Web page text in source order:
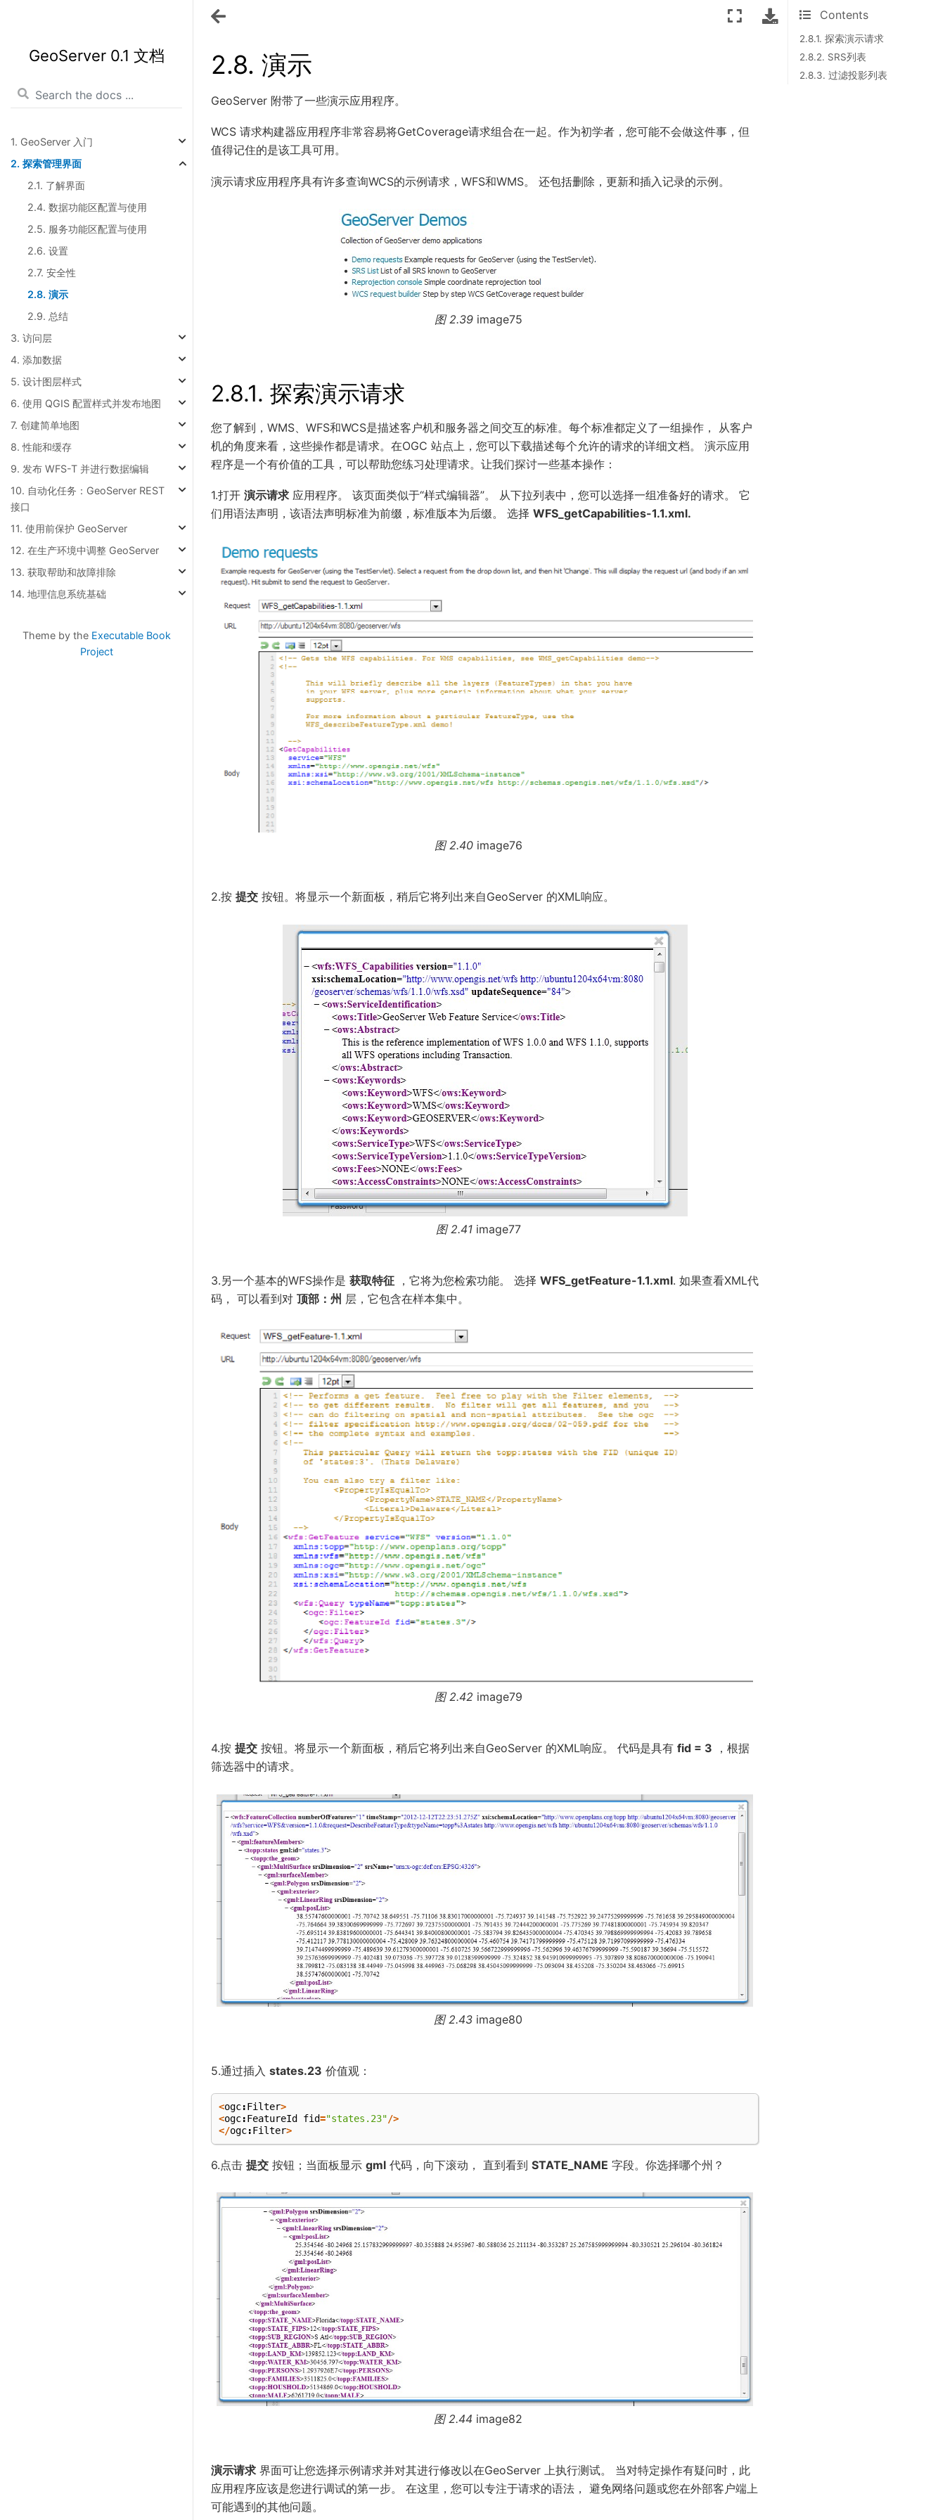
GeoServer 0.1 文档
1. GeoServer 入门
2. 探索管理界面
2.1. 了解界面
2.4. 数据功能区配置与使用
2.5. 服务功能区配置与使用
2.6. 设置
2.7. 安全性
2.8. 演示
2.9. 总结
3. 访问层
4. 添加数据
5. 设计图层样式
6. 使用 QGIS 配置样式并发布地图
7. 创建简单地图
8. 性能和缓存
9. 发布 WFS-T 并进行数据编辑
10. 自动化任务：GeoServer REST
接口
11. 使用前保护 GeoServer
12. 在生产环境中调整 GeoServer
13. 获取帮助和故障排除
14. 地理信息系统基础
Theme by the Executable Book
Project
Contents
2.8.1. 探索演示请求
2.8.2. SRS列表
2.8.3. 过滤投影列表
2.8. 演示
GeoServer 附带了一些演示应用程序。
WCS 请求构建器应用程序非常容易将GetCoverage请求组合在一起。作为初学者，您可能不会做这件事，但
值得记住的是该工具可用。
演示请求应用程序具有许多查询WCS的示例请求，WFS和WMS。 还包括删除，更新和插入记录的示例。
图 2.39 image75
2.8.1. 探索演示请求
您了解到，WMS、WFS和WCS是描述客户机和服务器之间交互的标准。每个标准都定义了一组操作， 从客户
机的角度来看，这些操作都是请求。在OGC 站点上，您可以下载描述每个允许的请求的详细文档。 演示应用
程序是一个有价值的工具，可以帮助您练习处理请求。让我们探讨一些基本操作：
1.打开 演示请求 应用程序。 该页面类似于“样式编辑器”。 从下拉列表中，您可以选择一组准备好的请求。 它
们用语法声明，该语法声明标准为前缀，标准版本为后缀。 选择 WFS_getCapabilities-1.1.xml.
图 2.40 image76
2.按 提交 按钮。将显示一个新面板，稍后它将列出来自GeoServer 的XML响应。
图 2.41 image77
3.另一个基本的WFS操作是 获取特征 ，它将为您检索功能。 选择 WFS_getFeature-1.1.xml. 如果查看XML代
码， 可以看到对 顶部：州 层，它包含在样本集中。
图 2.42 image79
4.按 提交 按钮。将显示一个新面板，稍后它将列出来自GeoServer 的XML响应。 代码是具有 fid = 3 ，根据
筛选器中的请求。
图 2.43 image80
5.通过插入 states.23 价值观：
<ogc:Filter>
<ogc:FeatureId fid="states.23"/>
</ogc:Filter>
6.点击 提交 按钮；当面板显示 gml 代码，向下滚动， 直到看到 STATE_NAME 字段。你选择哪个州？
图 2.44 image82
演示请求 界面可让您选择示例请求并对其进行修改以在GeoServer 上执行测试。 当对特定操作有疑问时，此
应用程序应该是您进行调试的第一步。 在这里，您可以专注于请求的语法， 避免网络问题或您在外部客户端上
可能遇到的其他问题。